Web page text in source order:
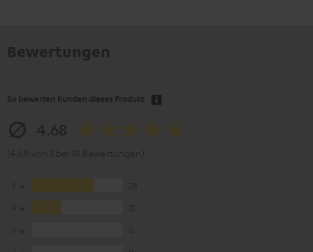
So bewerten Kunden dieses Produkt